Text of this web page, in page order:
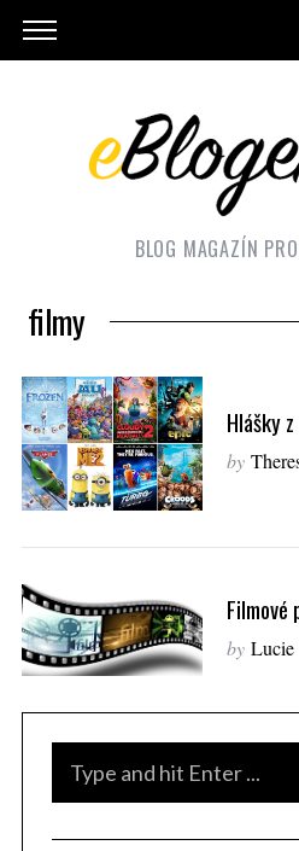
BLOG MAGAZÍN
filmy
Hlášky
by
Filmové
by Lucie